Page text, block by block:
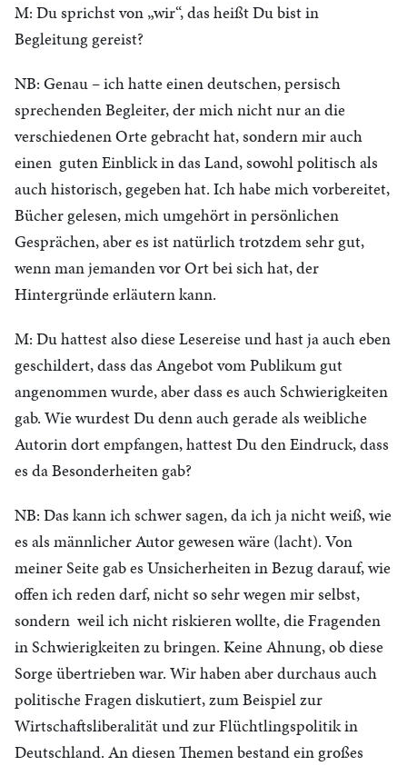
M: Du sprichst von „wir“, das heißt Du bist in
Begleitung gereist?
NB: Genau – ich hatte einen deutschen, persisch
sprechenden Begleiter, der mich nicht nur an die
verschiedenen Orte gebracht hat, sondern mir auch
einen guten Einblick in das Land, sowohl politisch als
auch historisch, gegeben hat. Ich habe mich vorbereitet,
Bücher gelesen, mich umgehört in persönlichen
Gesprächen, aber es ist natürlich trotzdem sehr gut,
wenn man jemanden vor Ort bei sich hat, der
Hintergründe erläutern kann.
M: Du hattest also diese Lesereise und hast ja auch eben
geschildert, dass das Angebot vom Publikum gut
angenommen wurde, aber dass es auch Schwierigkeiten
gab. Wie wurdest Du denn auch gerade als weibliche
Autorin dort empfangen, hattest Du den Eindruck, dass
es da Besonderheiten gab?
NB: Das kann ich schwer sagen, da ich ja nicht weiß, wie
es als männlicher Autor gewesen wäre (lacht). Von
meiner Seite gab es Unsicherheiten in Bezug darauf, wie
offen ich reden darf, nicht so sehr wegen mir selbst,
sondern weil ich nicht riskieren wollte, die Fragenden
in Schwierigkeiten zu bringen. Keine Ahnung, ob diese
Sorge übertrieben war. Wir haben aber durchaus auch
politische Fragen diskutiert, zum Beispiel zur
Wirtschaftsliberalität und zur Flüchtlingspolitik in
Deutschland. An diesen Themen bestand ein großes